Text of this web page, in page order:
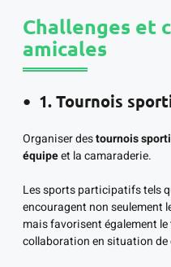
Challenges et
amicales
1. Tournois
Organiser destournois
équipeet la camaraderie.
Les sports participatifs tels
encouragent non seulement
mais favorisent également le
collaboration en situation